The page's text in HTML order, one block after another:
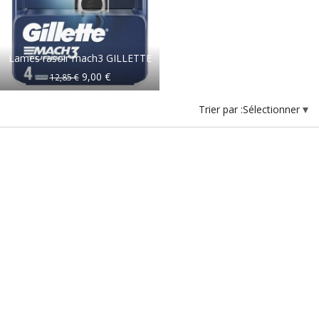
Lames rasoir mach3 GILLETTE
12,85 € 9,00 €
Trier par :Sélectionner